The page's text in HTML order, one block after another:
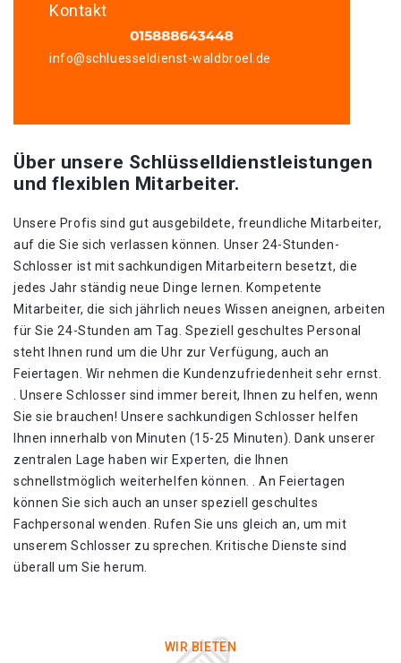
Kontakt
info@schluesseldienst-waldbroel.de
Über unsere Schlüsselldienstleistungen
und flexiblen Mitarbeiter.
Unsere Profis sind gut ausgebildete, freundliche Mitarbeiter,
auf die Sie sich verlassen können. Unser 24-Stunden-
Schlosser ist mit sachkundigen Mitarbeitern besetzt, die
jedes Jahr ständig neue Dinge lernen. Kompetente
Mitarbeiter, die sich jährlich neues Wissen aneignen, arbeiten
für Sie 24-Stunden am Tag. Speziell geschultes Personal
steht Ihnen rund um die Uhr zur Verfügung, auch an
Feiertagen. Wir nehmen die Kundenzufriedenheit sehr ernst.
. Unsere Schlosser sind immer bereit, Ihnen zu helfen, wenn
Sie sie brauchen! Unsere sachkundigen Schlosser helfen
Ihnen innerhalb von Minuten (15-25 Minuten). Dank unserer
zentralen Lage haben wir Experten, die Ihnen
schnellstmöglich weiterhelfen können. . An Feiertagen
können Sie sich auch an unser speziell geschultes
Fachpersonal wenden. Rufen Sie uns gleich an, um mit
unserem Schlosser zu sprechen. Kritische Dienste sind
überall um Sie herum.
WIR BIETEN